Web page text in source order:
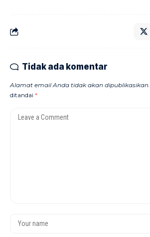
Tidak ada komentar
Alamat email Anda tidak akan dipublikasikan.
ditandai *